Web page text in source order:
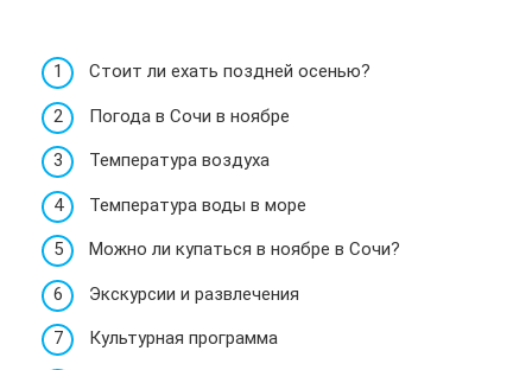
Стоит ли ехать поздней осенью?
Погода в Сочи в ноябре
Температура воздуха
Температура воды в море
Можно ли купаться в ноябре в Сочи?
Экскурсии и развлечения
Культурная программа